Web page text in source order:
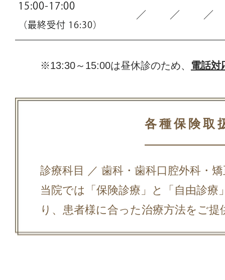
15:00-17:00
（最終受付 16:30）
／ ／ ／
※13:30～15:00は昼休診のため、 電話対
各種保険取
診療科目 ／ 歯科・歯科口腔外科・
当院では「保険診療」と「自由診
り、患者様に合った治療方法をご